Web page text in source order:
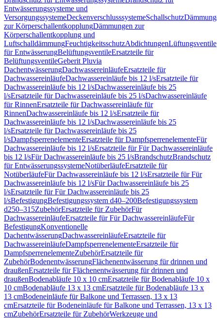
Entwässerungssysteme und
VersorgungssystemeDeckenverschlusssystemeSchallschutz
zur KörperschallentkopplungDämmungen zur
Körperschallentkopplung und
LuftschalldämmungFeuchtigkeitsschutzAbdichtungenLüftungsventile
für EntwässerungBelüftungsventileErsatzteile für
BelüftungsventileGeberit Pluvia
DachentwässerungDachwassereinläufeErsatzteile für
DachwassereinläufeDachwassereinläufe bis 12 l/sErsatzteile für
Dachwassereinläufe bis 12 l/sDachwassereinläufe bis 25
l/sErsatzteile für Dachwassereinläufe bis 25 l/sDachwassereinläufe
für RinnenErsatzteile für Dachwassereinläufe für
RinnenDachwassereinläufe bis 12 l/sErsatzteile für
Dachwassereinläufe bis 12 l/sDachwassereinläufe bis 25
l/sErsatzteile für Dachwassereinläufe bis 25
l/sDampfsperrenelementeErsatzteile für DampfsperrenelementeFür
Dachwassereinläufe bis 12 l/sErsatzteile für Für Dachwassereinläufe
bis 12 l/sFür Dachwassereinläufe bis 25 l/sBrandschutzBrandschutz
für EntwässerungssystemeNotüberläufeErsatzteile für
NotüberläufeFür Dachwassereinläufe bis 12 l/sErsatzteile für Für
Dachwassereinläufe bis 12 l/sFür Dachwassereinläufe bis 25
l/sErsatzteile für Für Dachwassereinläufe bis 25
l/sBefestigungBefestigungssystem d40–200Befestigungssystem
d250–315ZubehörErsatzteile für ZubehörFür
DachwassereinläufeErsatzteile für Für DachwassereinläufeFür
BefestigungKonventionelle
DachentwässerungDachwassereinläufeErsatzteile für
DachwassereinläufeDampfsperrenelementeErsatzteile für
DampfsperrenelementeZubehörErsatzteile für
ZubehörBodenentwässerungFlächenentwässerung für drinnen und
draußenErsatzteile für Flächenentwässerung für drinnen und
draußenBodenabläufe 10 x 10 cmErsatzteile für Bodenabläufe 10 x
10 cmBodenabläufe 13 x 13 cmErsatzteile für Bodenabläufe 13 x
13 cmBodeneinläufe für Balkone und Terrassen, 13 x 13
cmErsatzteile für Bodeneinläufe für Balkone und Terrassen, 13 x 13
cmZubehörErsatzteile für ZubehörWerkzeuge und